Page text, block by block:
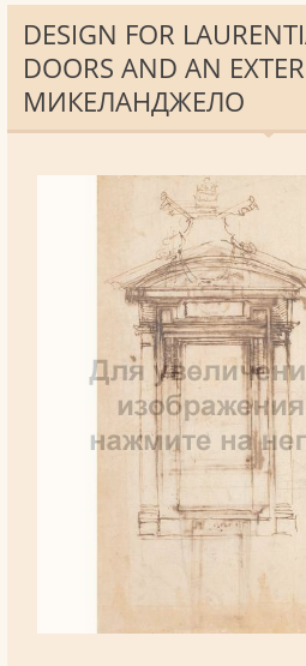
DESIGN FOR
DOORS AND AN
МИКЕЛАНДЖЕЛО